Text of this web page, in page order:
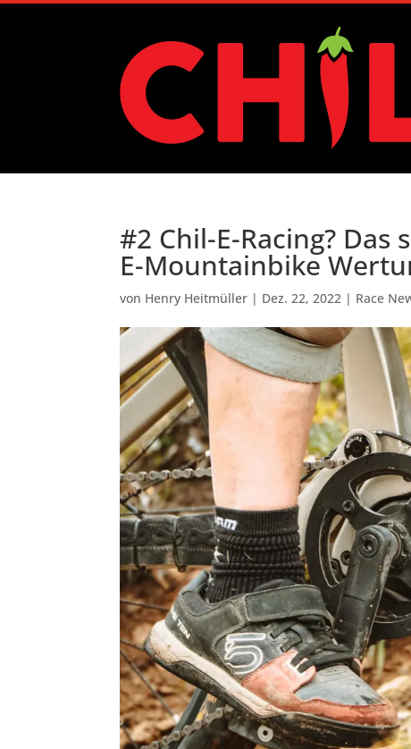
#2 Chil-E-Racing?
E-Mountainbike
von Henry Heitmüller | Dez. 22, 2022 | Race